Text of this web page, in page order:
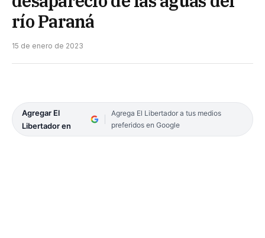
río Paraná
15 de enero de 2023
Agregar El
Libertador en
Agrega El Libertador a tus medios
preferidos en Google